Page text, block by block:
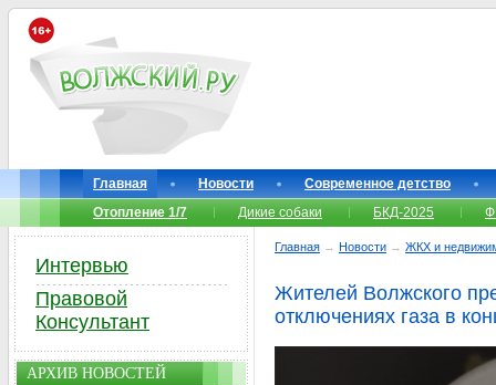
Главная Новости
Современное детство
Отопление 1/7
Дикие собаки БКД-2025
Главная → Новости → ЖКХ и
Жителей Волжского
отключениях газа в
Интервью
Правовой
Консультант
АРХИВ НОВОСТЕЙ